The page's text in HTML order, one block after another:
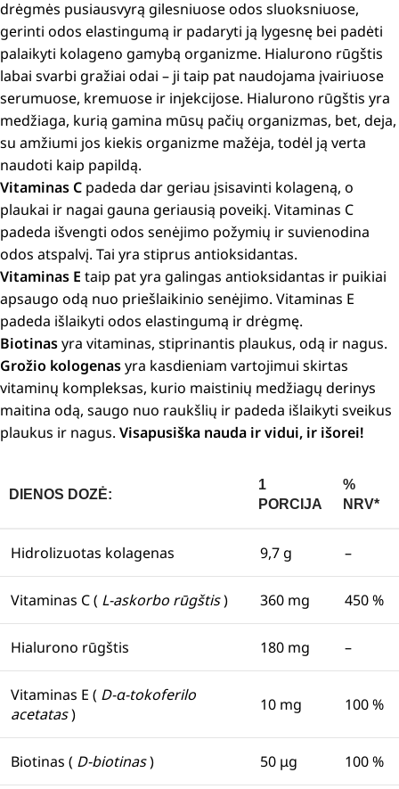
drėgmės pusiausvyrą gilesniuose odos sluoksniuose,
gerinti odos elastingumą ir padaryti ją lygesnę bei padėti
palaikyti kolageno gamybą organizme. Hialurono rūgštis
labai svarbi gražiai odai – ji taip pat naudojama įvairiuose
serumuose, kremuose ir injekcijose. Hialurono rūgštis yra
medžiaga, kurią gamina mūsų pačių organizmas, bet, deja,
su amžiumi jos kiekis organizme mažėja, todėl ją verta
naudoti kaip papildą.
Vitaminas C padeda dar geriau įsisavinti kolageną, o
plaukai ir nagai gauna geriausią poveikį. Vitaminas C
padeda išvengti odos senėjimo požymių ir suvienodina
odos atspalvį. Tai yra stiprus antioksidantas.
Vitaminas E taip pat yra galingas antioksidantas ir puikiai
apsaugo odą nuo priešlaikinio senėjimo. Vitaminas E
padeda išlaikyti odos elastingumą ir drėgmę.
Biotinasyra vitaminas, stiprinantis plaukus, odą ir nagus.
Grožio kologenasyra kasdieniam vartojimui skirtas
vitaminų kompleksas, kurio maistinių medžiagų derinys
maitina odą, saugo nuo raukšlių ir padeda išlaikyti sveikus
plaukus ir nagus. Visapusiška nauda ir vidui, ir išorei!
DIENOS DOZĖ:
1
PORCIJA
%
NRV*
Hidrolizuotas kolagenas 9,7 g –
Vitaminas C ( L-askorbo rūgštis) 360 mg 450 %
Hialurono rūgštis 180 mg –
Vitaminas E ( D-α-tokoferilo
acetatas) 10 mg 100 %
Biotinas ( D-biotinas) 50 μg 100 %